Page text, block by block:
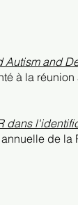
Autism and
à la
dans
de